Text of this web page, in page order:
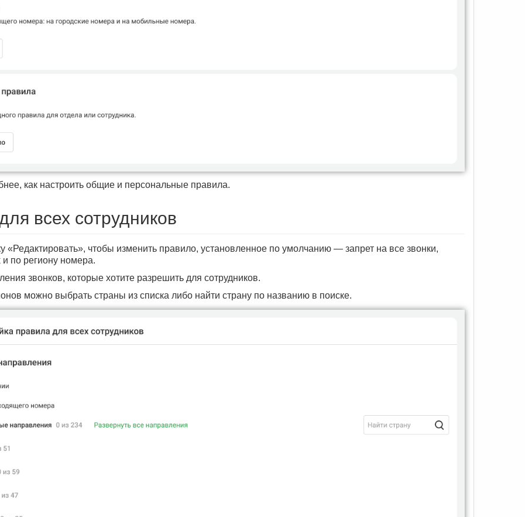
как настроить общие и персональные правила.
всех сотрудников
«Редактировать», чтобы изменить правило, установленное по умолчанию — запрет на все звонки,
по региону номера.
звонков, которые хотите разрешить для сотрудников.
можно выбрать страны из списка либо найти страну по названию в поиске.